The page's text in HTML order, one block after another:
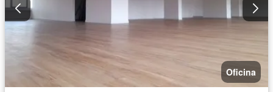
Oficina